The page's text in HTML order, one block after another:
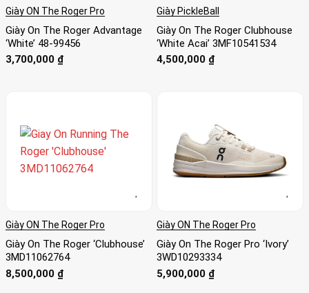
Giày ON The Roger Pro
Giày On The Roger Advantage
‘White’ 48-99456
3,700,000 ₫
Giày PickleBall
Giày On The Roger Clubhouse
‘White Acai’ 3MF10541534
4,500,000 ₫
Giày ON The Roger Pro
Giày On The Roger ‘Clubhouse’
3MD11062764
8,500,000 ₫
Giày ON The Roger Pro
Giày On The Roger Pro ‘Ivory’
3WD10293334
5,900,000 ₫